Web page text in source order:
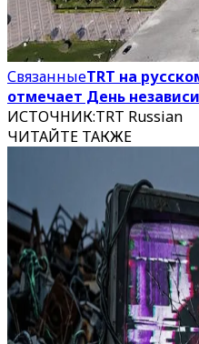
СвязанныеTRT на
отмечает День
ИСТОЧНИК:TRT Russian
ЧИТАЙТЕ ТАКЖЕ